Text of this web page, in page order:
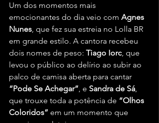
Um dos momentos mais
emocionantes do dia veio com Agnes
Nunes, que fez sua estreia no Lolla BR
em grande estilo. A cantora recebeu
dois nomes de peso: Tiago Iorc, que
levou o público ao delírio ao subir ao
palco de camisa aberta para cantar
“Pode Se Achegar”, e Sandra de Sá,
que trouxe toda a potência de “Olhos
Coloridos” em um momento que